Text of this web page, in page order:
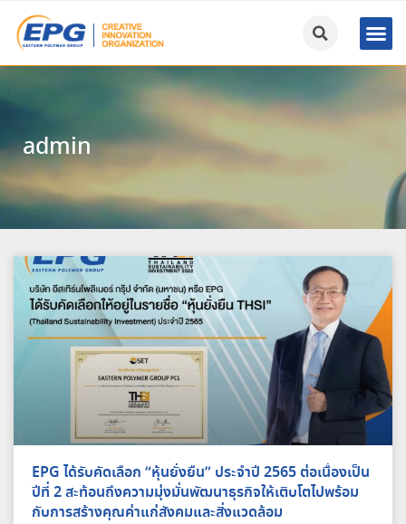
admin
EPG ได้รับคัดเลือก “หุ้นยั่งยืน” ประจำปี 2565 ต่อเนื่องเป็น
ปีที่ 2 สะท้อนถึงความมุ่งมั่นพัฒนาธุรกิจให้เติบโตไปพร้อม
กับการสร้างคุณค่าแก่สังคมและสิ่งแวดล้อม